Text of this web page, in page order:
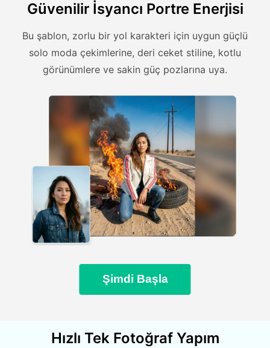
Güvenilir İsyancı Portre Enerjisi
Bu şablon, zorlu bir yol karakteri için uygun güçlü
solo moda çekimlerine, deri ceket stiline, kotlu
görünümlere ve sakin güç pozlarına uya.
Şimdi Başla
Hızlı Tek Fotoğraf Yapım